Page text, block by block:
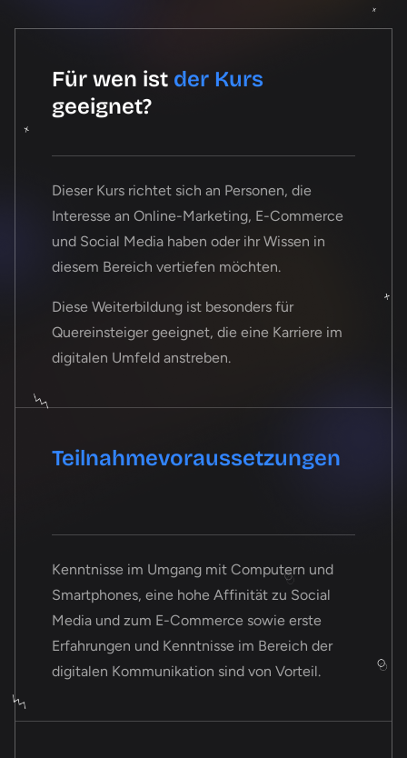
Für wen ist der Kurs
geeignet?
Dieser Kurs richtet sich an Personen, die
Interesse an Online-Marketing, E-Commerce
und Social Media haben oder ihr Wissen in
diesem Bereich vertiefen möchten.
Diese Weiterbildung ist besonders für
Quereinsteiger geeignet, die eine Karriere im
digitalen Umfeld anstreben.
Teilnahmevoraussetzungen
Kenntnisse im Umgang mit Computern und
Smartphones, eine hohe Affinität zu Social
Media und zum E-Commerce sowie erste
Erfahrungen und Kenntnisse im Bereich der
digitalen Kommunikation sind von Vorteil.